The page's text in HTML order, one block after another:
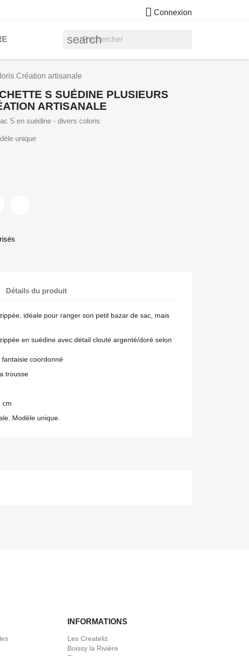
 Connexion
search
Création artisanale
S SUÉDINE PLUSIEURS
ARTISANALE
S en suédine - divers coloris
unique
Détails du produit
idéale pour ranger son petit bazar de sac, mais
en suédine avec détail clouté argenté/doré selon
coordonné
trousse
cm
Modèle unique.
INFORMATIONS
Les Createliz
Boissy la Rivière